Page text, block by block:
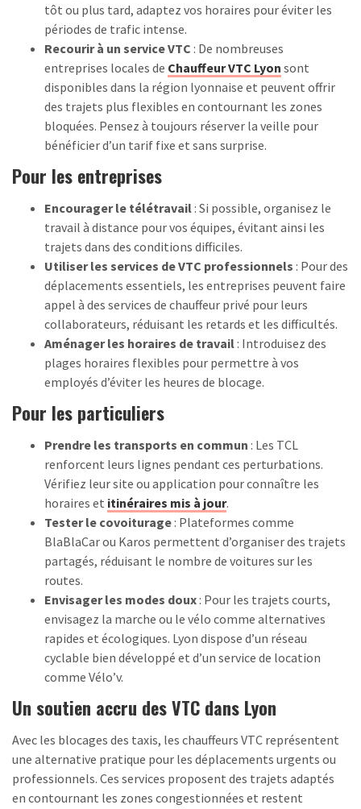
tôt ou plus tard, adaptez vos horaires pour éviter les
périodes de trafic intense.
Recourir à un service VTC : De nombreuses
entreprises locales de Chauffeur VTC Lyon sont
disponibles dans la région lyonnaise et peuvent offrir
des trajets plus flexibles en contournant les zones
bloquées. Pensez à toujours réserver la veille pour
bénéficier d’un tarif fixe et sans surprise.
Pour les entreprises
Encourager le télétravail : Si possible, organisez le
travail à distance pour vos équipes, évitant ainsi les
trajets dans des conditions difficiles.
Utiliser les services de VTC professionnels : Pour des
déplacements essentiels, les entreprises peuvent faire
appel à des services de chauffeur privé pour leurs
collaborateurs, réduisant les retards et les difficultés.
Aménager les horaires de travail : Introduisez des
plages horaires flexibles pour permettre à vos
employés d’éviter les heures de blocage.
Pour les particuliers
Prendre les transports en commun : Les TCL
renforcent leurs lignes pendant ces perturbations.
Vérifiez leur site ou application pour connaître les
horaires et itinéraires mis à jour.
Tester le covoiturage : Plateformes comme
BlaBlaCar ou Karos permettent d’organiser des trajets
partagés, réduisant le nombre de voitures sur les
routes.
Envisager les modes doux : Pour les trajets courts,
envisagez la marche ou le vélo comme alternatives
rapides et écologiques. Lyon dispose d’un réseau
cyclable bien développé et d’un service de location
comme Vélo’v.
Un soutien accru des VTC dans Lyon
Avec les blocages des taxis, les chauffeurs VTC représentent
une alternative pratique pour les déplacements urgents ou
professionnels. Ces services proposent des trajets adaptés
en contournant les zones congestionnées et restent